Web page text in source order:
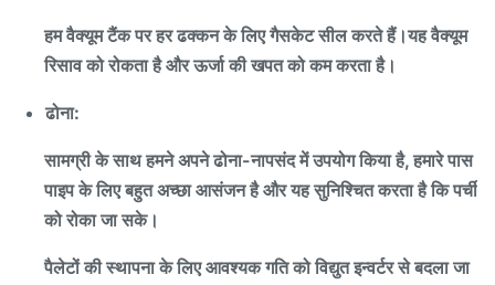
हम वैक्यूम टैंक पर हर ढक्कन के लिए गैसकेट सील करते हैं।यह वैक्यूम
रिसाव को रोकता है और ऊर्जा की खपत को कम करता है।
ढोना:
सामग्री के साथ हमने अपने ढोना-नापसंद में उपयोग किया है, हमारे पास
पाइप के लिए बहुत अच्छा आसंजन है और यह सुनिश्चित करता है कि पर्ची
को रोका जा सके।
पैलेटों की स्थापना के लिए आवश्यक गति को विद्युत इन्वर्टर से बदला जा